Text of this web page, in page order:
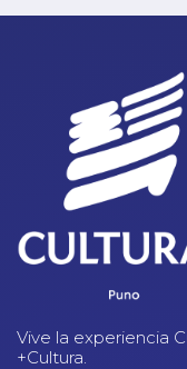
Vive la experiencia
+Cultura.